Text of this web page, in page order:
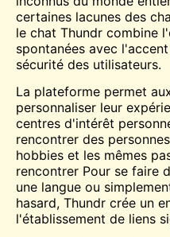
certaines lacunes des
le chat Thundr combine
spontanées avec
sécurité des utilisateurs.
La plateforme permet
personnaliser leur
centres d'intérêt
rencontrer des
hobbies et les mêmes
rencontrer Pour se faire
une langue ou
hasard, Thundr crée un
l'établissement de liens